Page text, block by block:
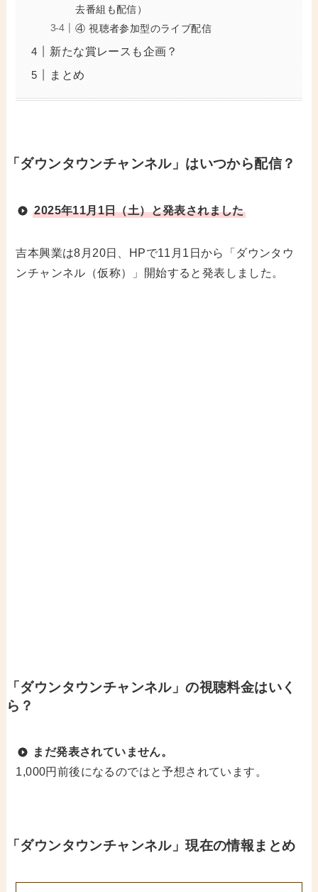
去番組も配信）
④ 視聴者参加型のライブ配信
新たな賞レースも企画？
まとめ
「ダウンタウンチャンネル」はいつから配信？
2025年11月1日（土）と発表されました
吉本興業は8月20日、HPで11月1日から「ダウンタウ
ンチャンネル（仮称）」開始すると発表しました。
「ダウンタウンチャンネル」の視聴料金はいく
ら？
まだ発表されていません。
1,000円前後になるのではと予想されています。
「ダウンタウンチャンネル」現在の情報まとめ